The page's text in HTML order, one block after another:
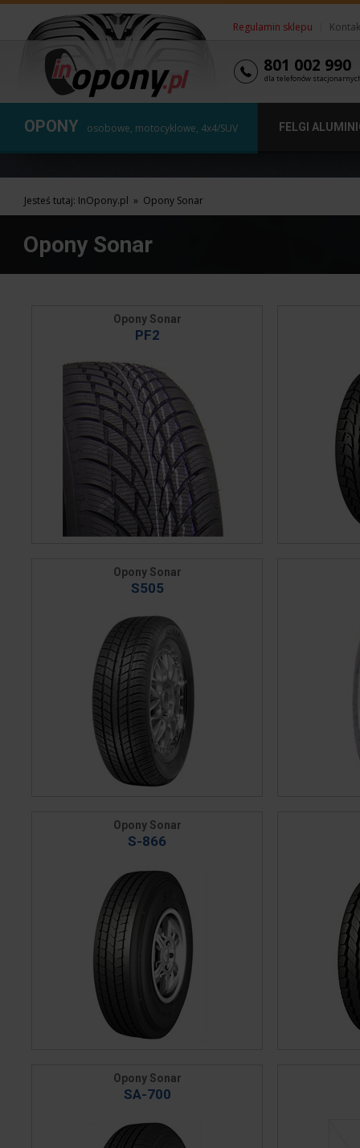
Regulamin sklepu
801 002 990
dla telefonów
OPONY osobowe, motocyklowe, 4x4/SUV FELGI
Jesteś tutaj: InOpony.pl » Opony Sonar
Opony Sonar
Opony Sonar
PF2
Opony Sonar
S505
Opony Sonar
S-866
Opony Sonar
SA-700